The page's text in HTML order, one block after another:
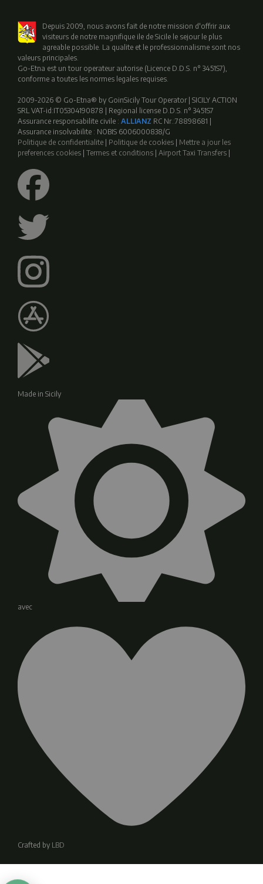
Depuis 2009, nous avons fait de notre mission d'offrir aux
visiteurs de notre magnifique ile de Sicile le sejour le plus
agreable possible. La qualite et le professionnalisme sont nos
valeurs principales.
Go-Etna est un tour operateur autorise (Licence D.D.S. n° 3451S7),
conforme a toutes les normes legales requises.
2009-2026 © Go-Etna® by GoinSicily Tour Operator | SICILY ACTION
SRL VAT-id:IT05304190878 | Regional license D.D.S. n° 3451S7
Assurance responsabilite civile : ALLIANZ RC Nr.:78898681 |
Assurance insolvabilite : NOBIS 6006000838/G
Politique de confidentialite
Politique de cookies
Mettre a jour les
preferences cookies Termes et conditions Airport Taxi Transfers
Made in Sicily
avec
Crafted by LBD